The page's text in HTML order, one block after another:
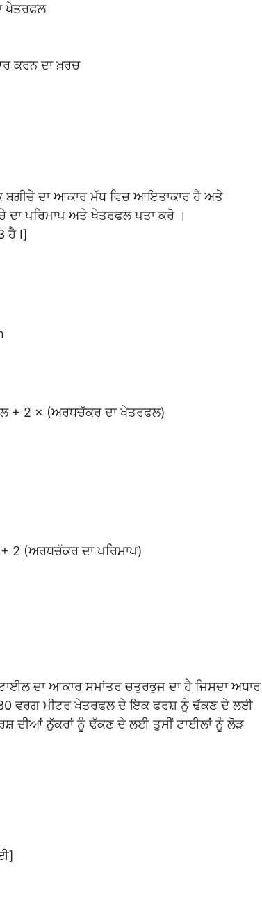
ਖੇਤਰਫਲ
ਕਰਨ ਦਾ ਖ਼ਰਚ
ਦਾ ਆਕਾਰ ਮੱਧ ਵਿਚ ਆਇਤਾਕਾਰ ਹੈ ਅਤੇ
ਪਰਿਮਾਪ ਅਤੇ ਖੇਤਰਫਲ ਪਤਾ ਕਰੋ ।
ਹੈ I]
+ 2 × (ਅਰਧਚੱਕਰ ਦਾ ਖੇਤਰਫਲ)
2 (ਅਰਧਚੱਕਰ ਦਾ ਪਰਿਮਾਪ)
ਦਾ ਆਕਾਰ ਸਮਾਂਤਰ ਚਤੁਰਭੁਜ ਦਾ ਹੈ ਜਿਸਦਾ ਅਧਾਰ
ਵਰਗ ਮੀਟਰ ਖੇਤਰਫਲ ਦੇ ਇਕ ਫਰਸ਼ ਨੂੰ ਢੱਕਣ ਦੇ ਲਈ
ਦੀਆਂ ਨੁੱਕਰਾਂ ਨੂੰ ਢੱਕਣ ਦੇ ਲਈ ਤੁਸੀਂ ਟਾਈਲਾਂ ਨੂੰ ਲੋੜ